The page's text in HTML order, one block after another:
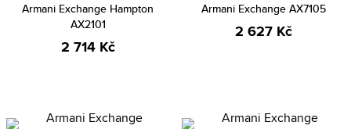
Armani Exchange Hampton
AX2101
2 714 Kč
Armani Exchange AX7105
2 627 Kč